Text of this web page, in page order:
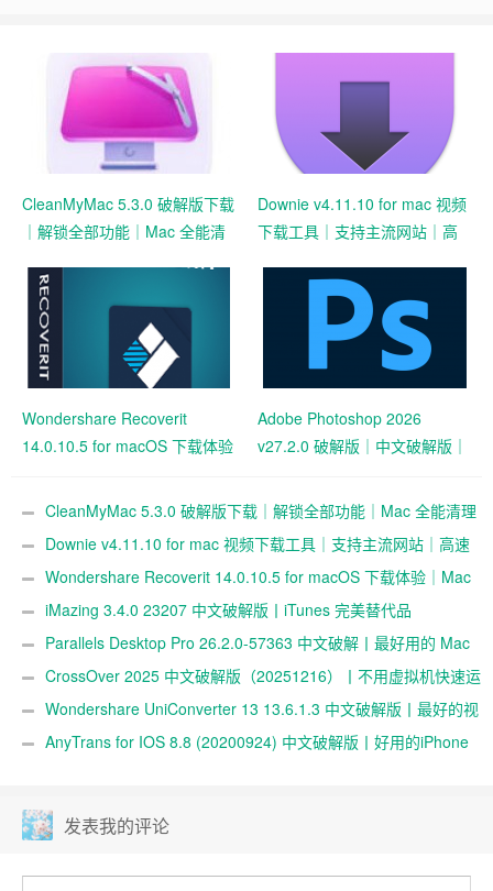
CleanMyMac 5.3.0 破解版下载
｜解锁全部功能｜Mac 全能清
Downie v4.11.10 for mac 视频
下载工具｜支持主流网站｜高
Wondershare Recoverit
14.0.10.5 for macOS 下载体验
Adobe Photoshop 2026
v27.2.0 破解版｜中文破解版｜
工具）
CleanMyMac 5.3.0 破解版下载｜解锁全部功能｜Mac 全能清理
优化神器
Downie v4.11.10 for mac 视频下载工具｜支持主流网站｜高速
解析｜中文界面体验
Wondershare Recoverit 14.0.10.5 for macOS 下载体验｜Mac
数据恢复工具使用记录
iMazing 3.4.0 23207 中文破解版丨iTunes 完美替代品
Parallels Desktop Pro 26.2.0-57363 中文破解丨最好用的 Mac
虚拟机CrossOver 2025 中文破解版（20251216）丨不用虚拟机快速运
行 Windows 软件
Wondershare UniConverter 13 13.6.1.3 中文破解版丨最好的视
频格式转换器
AnyTrans for IOS 8.8 (20200924) 中文破解版丨好用的iPhone
发表我的评论